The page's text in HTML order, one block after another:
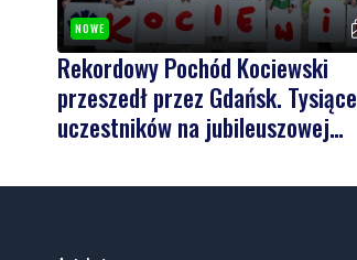
NOWE
Rekordowy Pochód Kociewski
przeszedł przez Gdańsk. Tysiące
uczestników na jubileuszowej